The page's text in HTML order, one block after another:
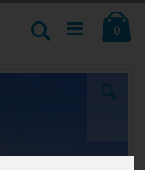
0
Cerca